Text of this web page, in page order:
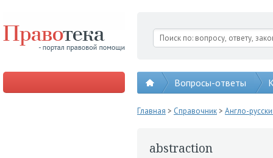
Вопросы-ответы
Главная > Справочник> Англо-
abstraction